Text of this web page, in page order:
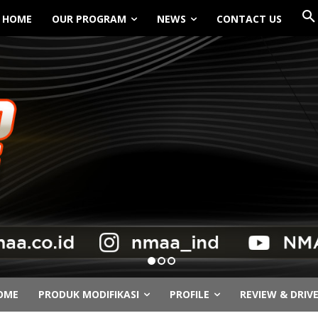
HOME OUR PROGRAM NEWS CONTACT US
PRODUK MODIFIKASI PROFILE REVIEW & DRIVE